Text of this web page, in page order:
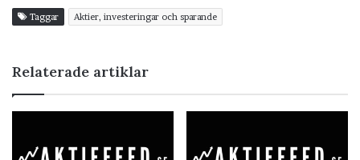
Taggar Aktier, investeringar och sparande
Relaterade artiklar